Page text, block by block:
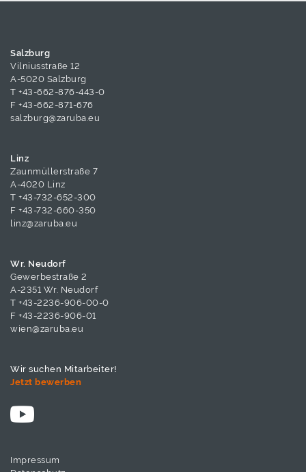
Salzburg
Vilniusstraße 12
A-5020 Salzburg
T +43-662-876-443-0
F +43-662-871-676
salzburg@zaruba.eu
Linz
Zaunmüllerstraße 7
A-4020 Linz
T +43-732-652-300
F +43-732-660-350
linz@zaruba.eu
Wr. Neudorf
Gewerbestraße 2
A-2351 Wr. Neudorf
T +43-2236-906-00-0
F +43-2236-906-01
wien@zaruba.eu
Wir suchen Mitarbeiter!
Jetzt bewerben
Impressum